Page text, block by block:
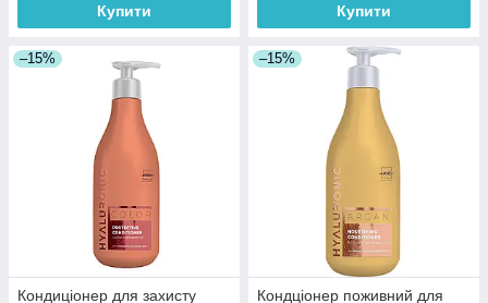
Купити Купити
–15%
Кондиціонер для захисту
–15%
Кондціонер поживний для